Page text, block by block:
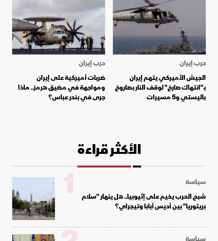
حرب إيران
الجيش الأميركي يتهم إيران
بـ"انتهاك صارخ" لوقف النار بصاروخ
باليستي و5 مسيرات
حرب إيران
ضربات أميركية على إيران
ومواجهة في مضيق هرمز.. ماذا
جرى في بندر عباس؟
الأكثر قراءة
سياسة
شبح الحرب يخيم على إثيوبيا.. هل ينهار "سلام
بريتوريا" بين أديس أبابا وتيجراي؟
1